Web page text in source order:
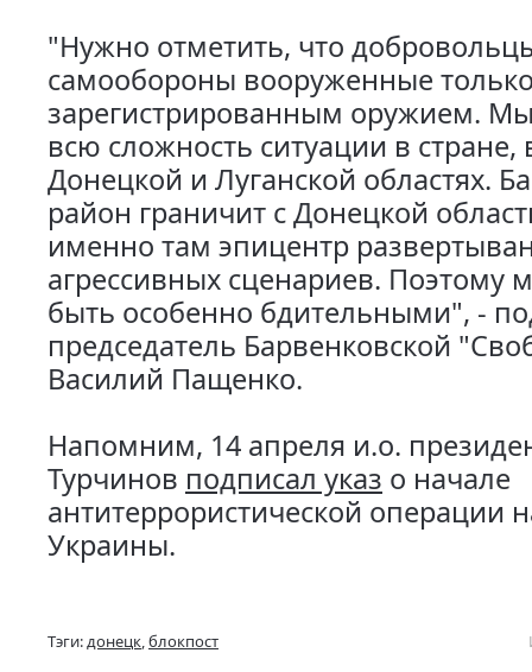
"Нужно отметить, что
самообороны вооруженные
зарегистрированным оружием.
всю сложность ситуации в стране,
Донецкой и Луганской областях.
район граничит с Донецкой
именно там эпицентр
агрессивных сценариев.
быть особенно бдительными", -
председатель Барвенковской
Василий Пащенко.
Напомним, 14 апреля и.о.
Турчинов подписал указ о начале
антитеррористической операции
Украины.
Тэги:донецк,блокпост